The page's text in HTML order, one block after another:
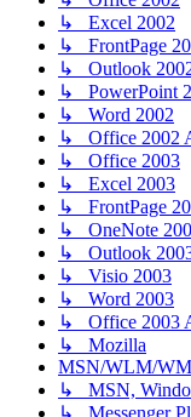
↳ Excel 2002
↳ FrontPage
↳ Outlook
↳ PowerPoint
↳ Word 2002
↳ Office 2002
↳ Office 2003
↳ Excel 2003
↳ FrontPage
↳ OneNote
↳ Outlook
↳ Visio 2003
↳ Word 2003
↳ Office 2003
↳ Mozilla
MSN/WLM/
↳ MSN,